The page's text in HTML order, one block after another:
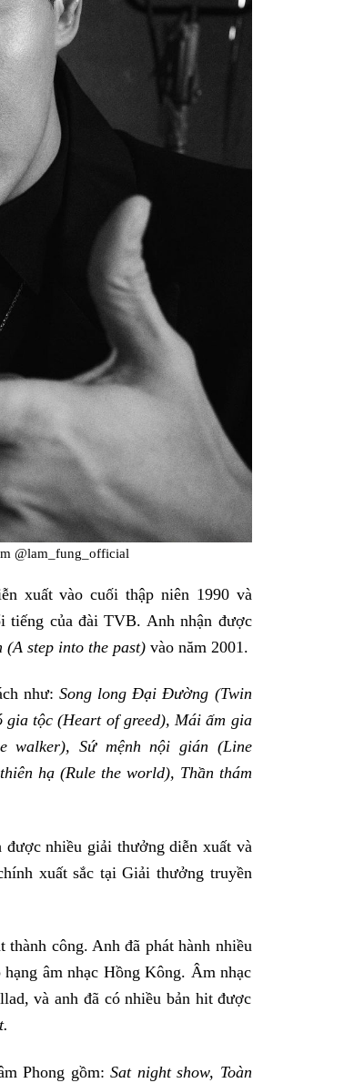
@lam_fung_official
xuất vào cuối thập niên 1990 và
tiếng của đài TVB. Anh nhận được
(A step into the past) vào năm 2001.
như: Song long Đại Đường (Twin
gia tộc (Heart of greed), Mái ấm gia
walker), Sứ mệnh nội gián (Line
hạ (Rule the world), Thần thám
được nhiều giải thưởng diễn xuất và
xuất sắc tại Giải thưởng truyền
công. Anh đã phát hành nhiều
âm nhạc Hồng Kông. Âm nhạc
và anh đã có nhiều bản hit được
Phong gồm:Sat night show, Toàn